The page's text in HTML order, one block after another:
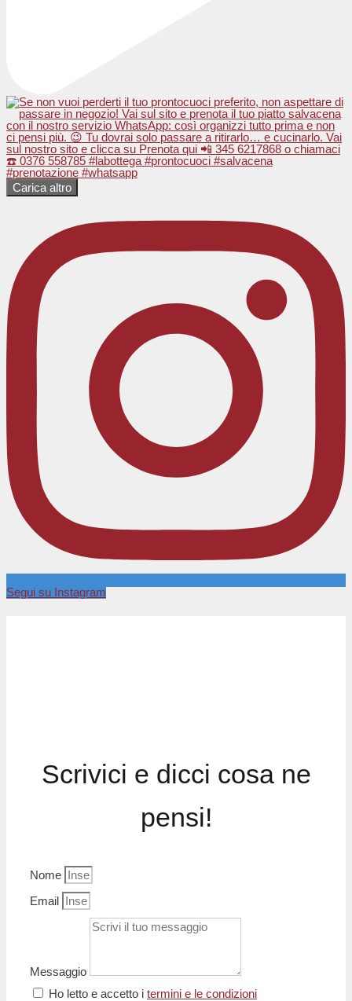
Carica altro
Segui su Instagram
Scrivici e dicci cosa ne
pensi!
Nome
Email
Messaggio
Ho letto e accetto i termini e le condizioni